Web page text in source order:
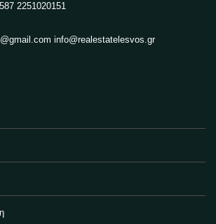
2251020151
info@realestatelesvos.gr